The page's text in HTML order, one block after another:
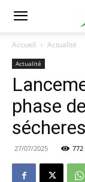
Accueil Actualité
Actualité
phase
27/07/2025 772